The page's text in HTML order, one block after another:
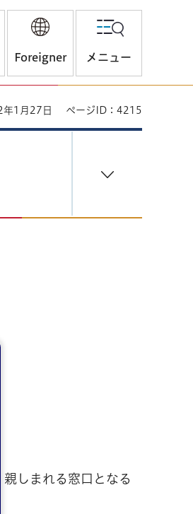
Foreigner メニュー
年1月27日 ページID：4215
しまれる窓口となる